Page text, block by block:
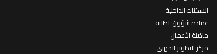
السكنات الداخلية
عمادة شؤون الطلبة
حاضنة الأعمال
مركز التطوير المهني